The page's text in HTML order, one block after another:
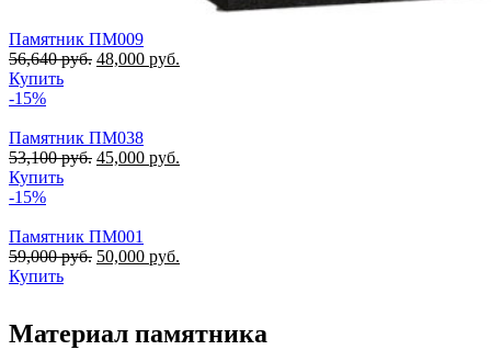
Памятник ПМ009
56,640руб. 48,000 руб.
Купить
-15%
Памятник ПМ038
53,100руб. 45,000 руб.
Купить
-15%
Памятник ПМ001
59,000руб. 50,000 руб.
Купить
Материал памятника